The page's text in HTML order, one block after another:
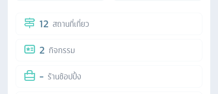
12 สถานที่เที่ยว
2 กิจกรรม
- ร้านช้อปปิ้ง